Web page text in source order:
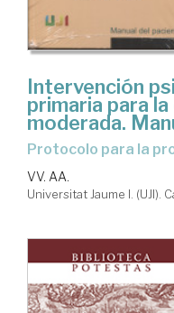
Intervención
primaria para
moderada.
Protocolo para la
VV. AA.
Universitat Jaume I. (UJI).